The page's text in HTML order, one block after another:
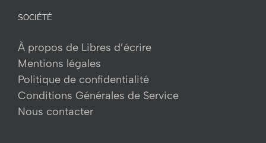
SOCIÉTÉ
À propos de Libres d’écrire
Mentions légales
Politique de confidentialité
Conditions Générales de Service
Nous contacter